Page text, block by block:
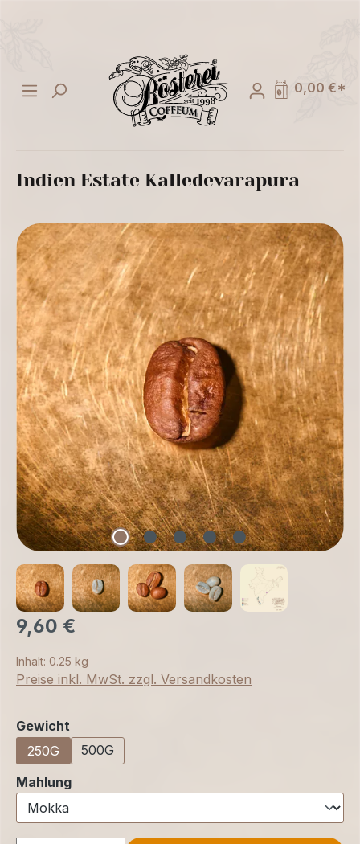
0,00 €*
Indien Estate Kalledevarapura
9,60 €
Inhalt: 0.25 kg
Preise inkl. MwSt. zzgl. Versandkosten
Gewicht
250G
500G
Mahlungauswählen